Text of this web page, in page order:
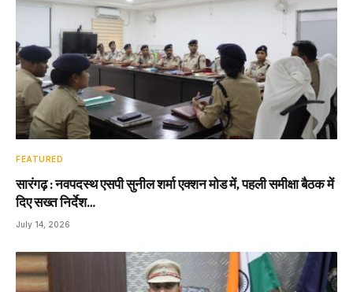
FEATURED
सारंगढ़ : नवपदस्थ एसपी सुनील शर्मा एक्शन मोड में, पहली समीक्षा बैठक में
दिए सख्त निर्देश…
July 14, 2026